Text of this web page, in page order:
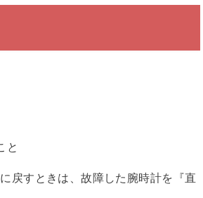
と
戻すときは、故障した腕時計を『直